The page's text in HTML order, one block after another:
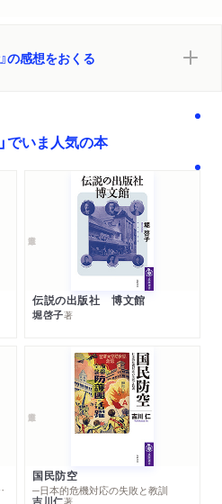
の感想をおくる
でいま人気の本
伝説の出版社 博文館
堀啓子著
とその超克
国民防空
─日本的危機対応の失敗と教訓
著